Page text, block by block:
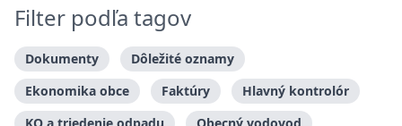
Filter podľa tagov
Dokumenty
Dôležité oznamy
Ekonomika obce
Faktúry
Hlavný kontrolór